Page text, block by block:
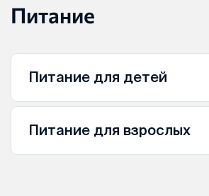
Питание
Питание для детей
Питание для взрослых